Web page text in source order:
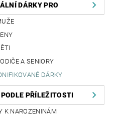
DÁRKY PRO
A SENIORY
DÁRKY
PŘÍLEŽITOSTI
K NAROZENINÁM